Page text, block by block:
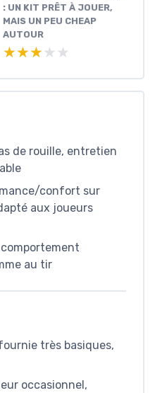
: UN KIT PRÊT À JOUER,
MAIS UN PEU CHEAP
AUTOUR
★★★★★
★★★★★
de rouille, entretien
confort sur
aux joueurs
au tir
très basiques,
occasionnel,